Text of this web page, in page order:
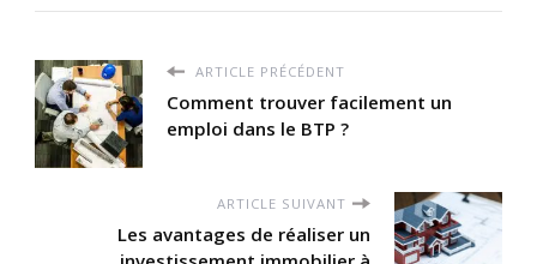
ARTICLE PRÉCÉDENT
Comment trouver facilement un
emploi dans le BTP ?
ARTICLE SUIVANT
Les avantages de réaliser un